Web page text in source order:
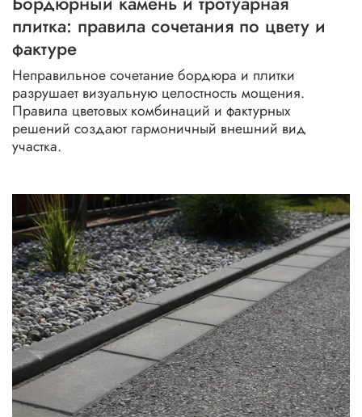
кладка кирпича зимой
антискользящая плитка
керамический кирпич
тротуарная плитка для парковки
укладка парковки
уход за газонной решеткой
плитка в интерьере
светлая плитка
плитка на бетон
бордюрный камень
фасадная плитка купить
бетон под плитку
фасадный кирпич
морозное пучение бордюра
плитка вокруг люка
серия special edition
облицовка зимой
цокольная плитка весной
нескользящая плитка
плитка: правила сочетания по цвету и
фактуре
Неправильное сочетание бордюра и плитки
разрушает визуальную целостность мощения.
Правила цветовых комбинаций и фактурных
решений создают гармоничный внешний вид
участка.